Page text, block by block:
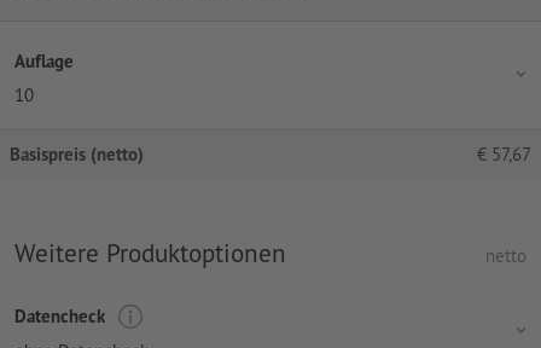
Auflage
10
Basispreis (netto) € 57,67
Weitere Produktoptionen netto
Datencheck